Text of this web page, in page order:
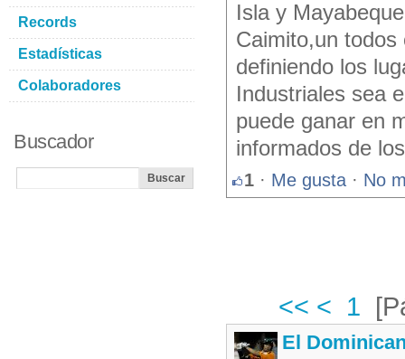
Isla y
Caimito,un
definiendo los
Industriales sea
puede ganar en
informados de
1 · Me gusta · No
<< < 1
El
Records
Estadísticas
Colaboradores
Buscador